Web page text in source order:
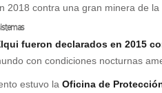
2018 contra una gran minera de la
fueron declarados en 2015
con condiciones nocturnas
estuvo la Oficina de